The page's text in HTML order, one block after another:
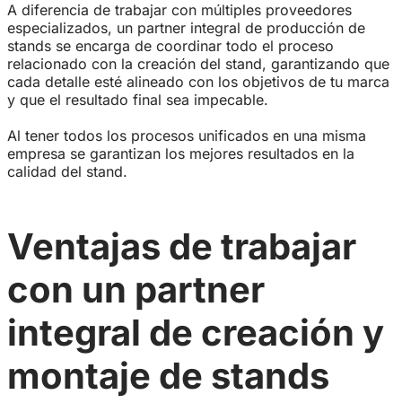
A diferencia de trabajar con múltiples proveedores
especializados, un partner integral de producción de
stands se encarga de coordinar todo el proceso
relacionado con la creación del stand, garantizando que
cada detalle esté alineado con los objetivos de tu marca
y que el resultado final sea impecable.
Al tener todos los procesos unificados en una misma
empresa se garantizan los mejores resultados en la
calidad del stand.
Ventajas de trabajar
con un partner
integral de creación y
montaje de stands